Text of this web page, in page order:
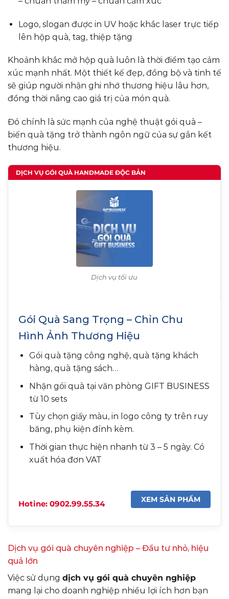
Logo, slogan được in UV hoặc khắc laser trực tiếp
lên hộp quà, tag, thiệp tặng
Khoảnh khắc mở hộp quà luôn là thời điểm tạo cảm
xúc mạnh nhất. Một thiết kế đẹp, đồng bộ và tinh tế
sẽ giúp người nhận ghi nhớ thương hiệu lâu hơn,
đồng thời nâng cao giá trị của món quà.
Đó chính là sức mạnh của nghệ thuật gói quà –
biến quà tặng trở thành ngôn ngữ của sự gắn kết
thương hiệu.
DỊCH VỤ GÓI QUÀ HANDMADE ĐỘC BẢN
Dịch vụ tối ưu
Gói Quà Sang Trọng – Chỉn Chu
Hình Ảnh Thương Hiệu
Gói quà tặng công nghệ, quà tặng khách
hàng, quà tặng sách…
Nhận gói quà tại văn phòng GIFT BUSINESS
từ 10 sets
Tùy chọn giấy màu, in logo công ty trên ruy
băng, phụ kiện đính kèm.
Thời gian thực hiện nhanh từ 3 – 5 ngày. Có
xuất hóa đơn VAT
Hotine: 0902.99.55.34 XEM SẢN PHẨM
Dịch vụ gói quà chuyên nghiệp – Đầu tư nhỏ, hiệu
quả lớn
Việc sử dụng dịch vụ gói quà chuyên nghiệp
mang lại cho doanh nghiệp nhiều lợi ích hơn bạn